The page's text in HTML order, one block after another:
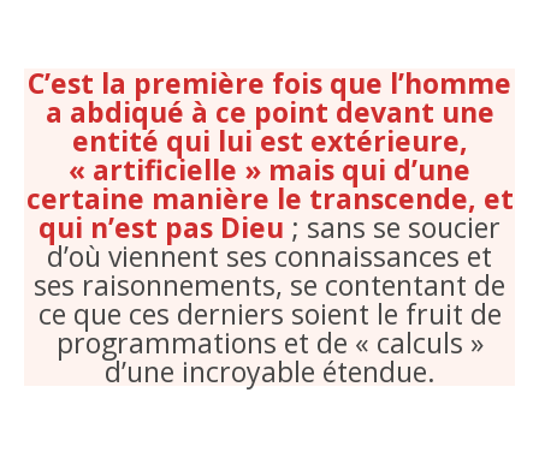
C’est la première fois que l’homme
a abdiqué à ce point devant une
entité qui lui est extérieure,
« artificielle » mais qui d’une
certaine manière le transcende, et
qui n’est pas Dieu ; sans se soucier
d’où viennent ses connaissances et
ses raisonnements, se contentant de
ce que ces derniers soient le fruit de
programmations et de « calculs »
d’une incroyable étendue.